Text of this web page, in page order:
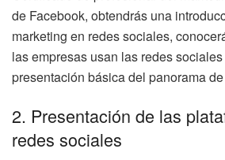
de Facebook, obtendrás una
marketing en redes sociales,
las empresas usan las redes
presentación básica del panorama
2. Presentación de las
redes sociales